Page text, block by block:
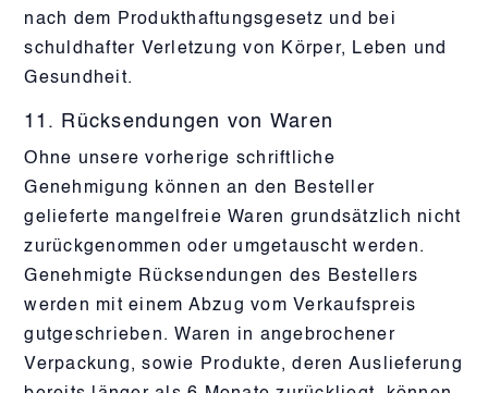
nach dem Produkthaftungsgesetz und bei
schuldhafter Verletzung von Körper, Leben und
Gesundheit.
11. Rücksendungen von Waren
Ohne unsere vorherige schriftliche
Genehmigung können an den Besteller
gelieferte mangelfreie Waren grundsätzlich nicht
zurückgenommen oder umgetauscht werden.
Genehmigte Rücksendungen des Bestellers
werden mit einem Abzug vom Verkaufspreis
gutgeschrieben. Waren in angebrochener
Verpackung, sowie Produkte, deren Auslieferung